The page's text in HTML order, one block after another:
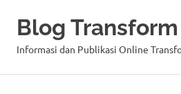
Blog Transform
Informasi dan Publikasi Online